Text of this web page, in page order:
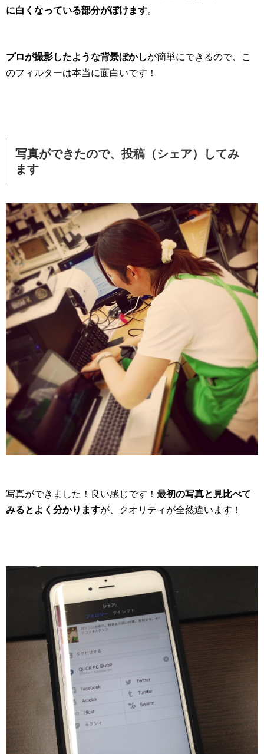
に白くなっている部分がぼけます。
プロが撮影したような背景ぼかしが簡単にできるので、こ
のフィルターは本当に面白いです！
写真ができたので、投稿（シェア）してみ
ます
写真ができました！良い感じです！ 最初の写真と見比べて
みるとよく分かりますが、クオリティが全然違います！